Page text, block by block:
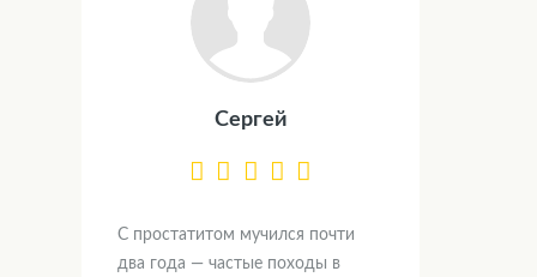
Сергей
С простатитом мучился почти
два года — частые походы в